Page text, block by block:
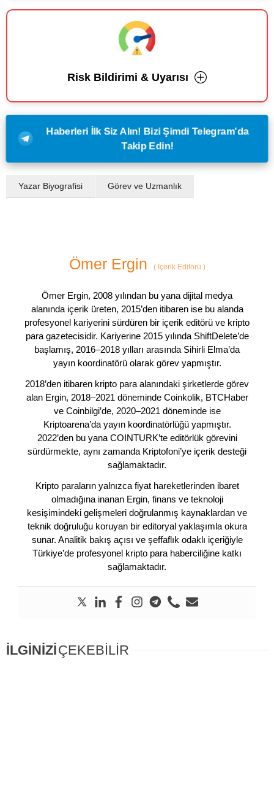
Risk Bildirimi & Uyarısı
Haberleri İlk Siz Alın! Bizi Şimdi Telegram'da
Takip Edin!
Yazar Biyografisi Görev ve Uzmanlık
Ömer Ergin (İçerik Editörü )
Ömer Ergin, 2008 yılından bu yana dijital medya
alanında içerik üreten, 2015’den itibaren ise bu alanda
profesyonel kariyerini sürdüren bir içerik editörü ve kripto
para gazetecisidir. Kariyerine 2015 yılında ShiftDelete’de
başlamış, 2016–2018 yılları arasında Sihirli Elma’da
yayın koordinatörü olarak görev yapmıştır.
2018’den itibaren kripto para alanındaki şirketlerde görev
alan Ergin, 2018–2021 döneminde Coinkolik, BTCHaber
ve Coinbilgi’de, 2020–2021 döneminde ise
Kriptoarena’da yayın koordinatörlüğü yapmıştır.
2022’den bu yana COINTURK’te editörlük görevini
sürdürmekte, aynı zamanda Kriptofoni’ye içerik desteği
sağlamaktadır.
Kripto paraların yalnızca fiyat hareketlerinden ibaret
olmadığına inanan Ergin, finans ve teknoloji
kesişimindeki gelişmeleri doğrulanmış kaynaklardan ve
teknik doğruluğu koruyan bir editoryal yaklaşımla okura
sunar. Analitik bakış açısı ve şeffaflık odaklı içeriğiyle
Türkiye’de profesyonel kripto para haberciliğine katkı
sağlamaktadır.
İLGİNİZİÇEKEBİLİR